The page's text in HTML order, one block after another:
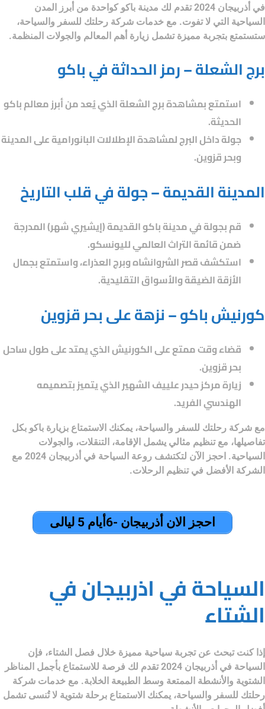
في أذربيجان 2024
تقدم لك مدينة باكو كواحدة من أبرز المدن
السياحية التي لا تفوت. مع خدمات شركة رحلتك للسفر والسياحة،
ستستمتع بتجربة مميزة تشمل زيارة أهم المعالم والجولات المنظمة.
برج الشعلة – رمز الحداثة في باكو
استمتع بمشاهدة برج الشعلة الذي يُعد من أبرز معالم باكو
الحديثة.
جولة داخل البرج لمشاهدة الإطلالات البانورامية على المدينة
وبحر قزوين.
المدينة القديمة – جولة في قلب التاريخ
قم بجولة في مدينة باكو القديمة (إيشيري شهر) المدرجة
ضمن قائمة التراث العالمي لليونسكو.
استكشف قصر الشروانشاه وبرج العذراء، واستمتع بجمال
الأزقة الضيقة والأسواق التقليدية.
كورنيش باكو – نزهة على بحر قزوين
قضاء وقت ممتع على الكورنيش الذي يمتد على طول ساحل
بحر قزوين.
زيارة مركز حيدر علييف الشهير الذي يتميز بتصميمه
الهندسي الفريد.
مع شركة رحلتك للسفر والسياحة، يمكنك الاستمتاع بزيارة باكو بكل
تفاصيلها، مع تنظيم مثالي يشمل الإقامة، التنقلات، والجولات
السياحية. احجز الآن لتكتشف روعة السياحة في أذربيجان 2024
مع
الشركة الأفضل في تنظيم الرحلات.
احجز الان أذربيجان -6أيام 5 ليالى
السياحة في اذربيجان في
الشتاء
إذا كنت تبحث عن تجربة سياحية مميزة خلال فصل الشتاء، فإن
السياحة في أذربيجان 2024
تقدم لك فرصة للاستمتاع بأجمل المناظر
الشتوية والأنشطة الممتعة وسط الطبيعة الخلابة. مع خدمات شركة
رحلتك للسفر والسياحة، يمكنك الاستمتاع برحلة شتوية لا تُنسى تشمل